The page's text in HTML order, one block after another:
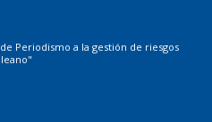
Periodismo a la gestión de riesgos